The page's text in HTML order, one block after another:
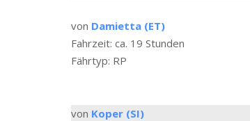
von Damietta (ET)
Fahrzeit: ca. 19 Stunden
Fährtyp: RP
von Koper (SI)